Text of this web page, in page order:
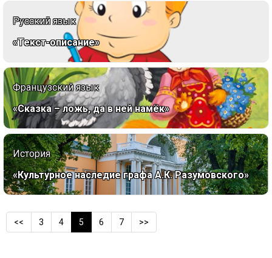
Русский язык
«Текст-описание»
Французский язык
«Сказка – ложь, да в ней намёк»
История
«Культурное наследие графа А.К. Разумовского»
<< 3 4 5 6 7 >>